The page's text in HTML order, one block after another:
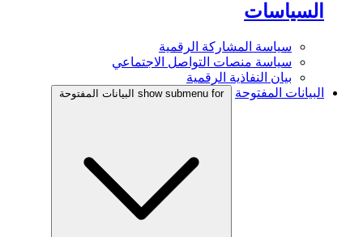
السياسات
سياسة المشاركة الرقمية
سياسة منصات التواصل الاجتماعي
بيان النفاذية الرقمية
البيانات المفتوحة
show submenu for البيانات المفتوحة